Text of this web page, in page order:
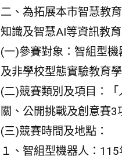
二、為拓展本市智慧教
知識及智慧AI等資訊教
(一)參賽對象：智組型
及非學校型態實驗教育
(二)競賽類別及項目：
關、公開挑戰及創意賽3
(三)競賽時間及地點：
１、智組型機器人：